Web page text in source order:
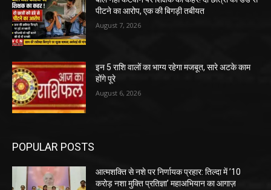
पीटने का आरोप, एक की बिगड़ी तबीयत
August 7, 2026
इन 5 राशि वालों का भाग्य रहेगा मजबूत, सारे अटके काम
होंगे पूरे
August 6, 2026
POPULAR POSTS
आत्मशक्ति से नशे पर निर्णायक प्रहार: तिल्दा में ’10
करोड़ नशा मुक्ति प्रतिज्ञा’ महाअभियान का आगाज़